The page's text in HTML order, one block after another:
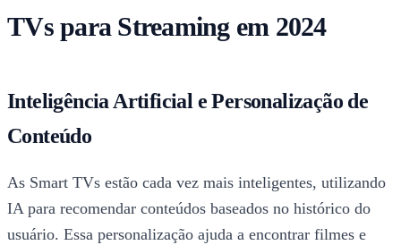
TVs para Streaming em 2024
Inteligência Artificial e Personalização de
Conteúdo
As Smart TVs estão cada vez mais inteligentes, utilizando
IA para recomendar conteúdos baseados no histórico do
usuário. Essa personalização ajuda a encontrar filmes e